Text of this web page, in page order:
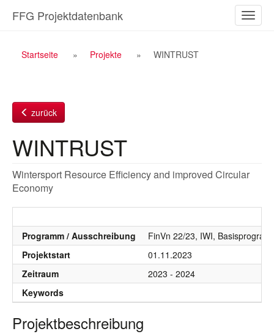
Inhalt
ein-/
FFG Projektdatenbank
Breadcrumb
Startseite Projekte WINTRUST
zurück
WINTRUST
Wintersport Resource Efficiency and improved Circular
Economy
Programm / Ausschreibung
FinVn 22/23, IWI,
Projektstart
01.11.2023
Zeitraum
2023 - 2024
Keywords
Projektbeschreibung